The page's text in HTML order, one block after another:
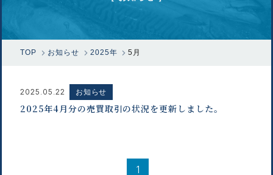
漁業関係の方へ
お問い合わせ
TOP お知らせ 2025年 5月
2025.05.22 お知らせ
2025年4月分の売買取引の状況を更新しました。
1